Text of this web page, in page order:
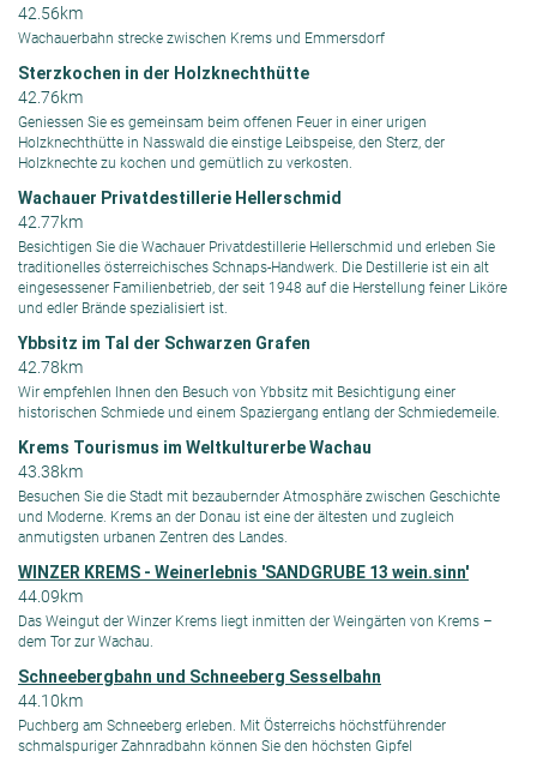
42.56km
Wachauerbahn strecke zwischen Krems und Emmersdorf
Sterzkochen in der Holzknechthütte
42.76km
Geniessen Sie es gemeinsam beim offenen Feuer in einer urigen
Holzknechthütte in Nasswald die einstige Leibspeise, den Sterz, der
Holzknechte zu kochen und gemütlich zu verkosten.
Wachauer Privatdestillerie Hellerschmid
42.77km
Besichtigen Sie die Wachauer Privatdestillerie Hellerschmid und erleben Sie
traditionelles österreichisches Schnaps-Handwerk. Die Destillerie ist ein alt
eingesessener Familienbetrieb, der seit 1948 auf die Herstellung feiner Liköre
und edler Brände spezialisiert ist.
Ybbsitz im Tal der Schwarzen Grafen
42.78km
Wir empfehlen Ihnen den Besuch von Ybbsitz mit Besichtigung einer
historischen Schmiede und einem Spaziergang entlang der Schmiedemeile.
Krems Tourismus im Weltkulturerbe Wachau
43.38km
Besuchen Sie die Stadt mit bezaubernder Atmosphäre zwischen Geschichte
und Moderne. Krems an der Donau ist eine der ältesten und zugleich
anmutigsten urbanen Zentren des Landes.
WINZER KREMS - Weinerlebnis 'SANDGRUBE 13 wein.sinn'
44.09km
Das Weingut der Winzer Krems liegt inmitten der Weingärten von Krems –
dem Tor zur Wachau.
Schneebergbahn und Schneeberg Sesselbahn
44.10km
Puchberg am Schneeberg erleben. Mit Österreichs höchstführender
schmalspuriger Zahnradbahn können Sie den höchsten Gipfel